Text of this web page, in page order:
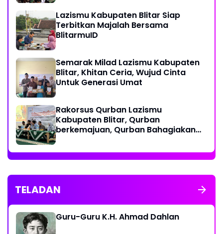
Lazismu Kabupaten Blitar Siap
Terbitkan Majalah Bersama
BlitarmuID
Semarak Milad Lazismu Kabupaten
Blitar, Khitan Ceria, Wujud Cinta
Untuk Generasi Umat
‎Rakorsus Qurban Lazismu
Kabupaten Blitar, Qurban
berkemajuan, Qurban Bahagiakan
TELADAN
Guru-Guru K.H. Ahmad Dahlan